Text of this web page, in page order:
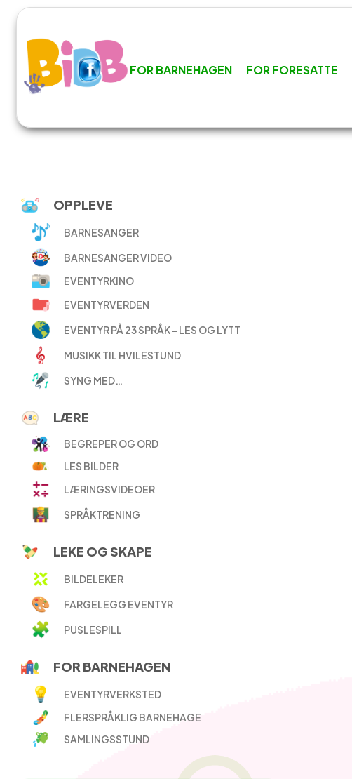
FOR BARNEHAGEN FOR FORESATTE
OPPLEVE
BARNESANGER
BARNESANGER VIDEO
EVENTYRKINO
EVENTYRVERDEN
EVENTYR PÅ 23 SPRÅK – LES OG LYTT
MUSIKK TIL HVILESTUND
SYNG MED…
LÆRE
BEGREPER OG ORD
LES BILDER
LÆRINGSVIDEOER
SPRÅKTRENING
LEKE OG SKAPE
BILDELEKER
FARGELEGG EVENTYR
PUSLESPILL
FOR BARNEHAGEN
EVENTYRVERKSTED
FLERSPRÅKLIG BARNEHAGE
SAMLINGSSTUND